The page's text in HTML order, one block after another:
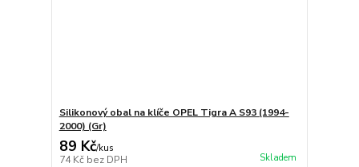
Silikonový obal na klíče OPEL Tigra A S93 (1994-
2000) (Gr)
89 Kč/kus
74 Kč bez DPH Skladem